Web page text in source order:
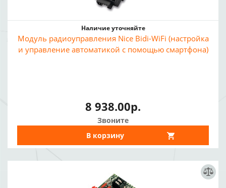
Наличие уточняйте
Модуль радиоуправления Nice Bidi-WiFi (настройка
и управление автоматикой с помощью смартфона)
8 938.00р.
Звоните
В корзину